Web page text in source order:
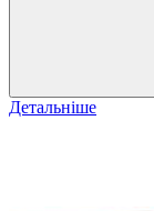
Детальніше